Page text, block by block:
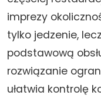
imprezy
tylko jedzenie,
podstawową
rozwiązanie
ułatwia kontrolę